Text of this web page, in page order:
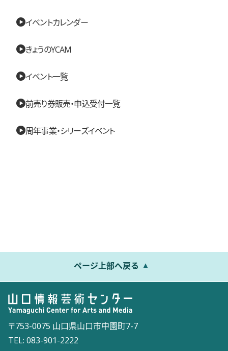
イベントカレンダー
きょうのYCAM
イベント一覧
前売り券販売・申込受付一覧
周年事業・シリーズイベント
ページ上部へ戻る
〒753-0075 山口県山口市中園町7-7
TEL: 083-901-2222